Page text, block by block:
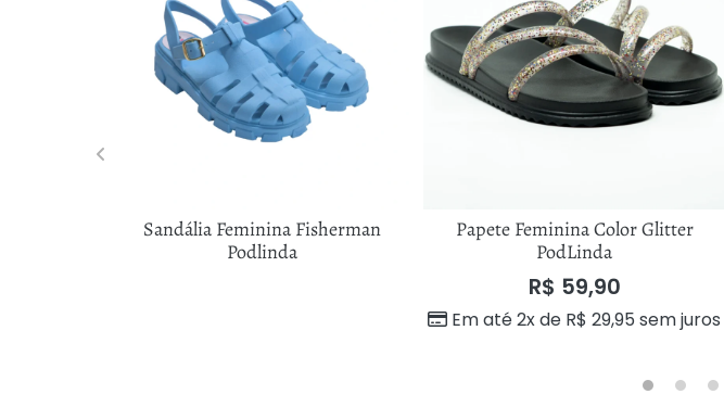
Sandália Feminina Fisherman
Podlinda
Papete Feminina Color Glitter
PodLinda
R$ 59,90
Em até 2x de R$ 29,95 sem juros